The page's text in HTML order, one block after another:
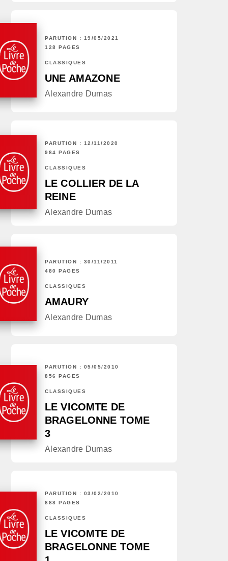
PARUTION : 19/05/2021
128 PAGES
CLASSIQUES
UNE AMAZONE
Alexandre Dumas
PARUTION : 12/11/2020
984 PAGES
CLASSIQUES
LE COLLIER DE LA
REINE
Alexandre Dumas
PARUTION : 30/11/2011
480 PAGES
CLASSIQUES
AMAURY
Alexandre Dumas
PARUTION : 05/05/2010
856 PAGES
CLASSIQUES
LE VICOMTE DE
BRAGELONNE TOME
3
Alexandre Dumas
PARUTION : 03/02/2010
888 PAGES
CLASSIQUES
LE VICOMTE DE
BRAGELONNE TOME